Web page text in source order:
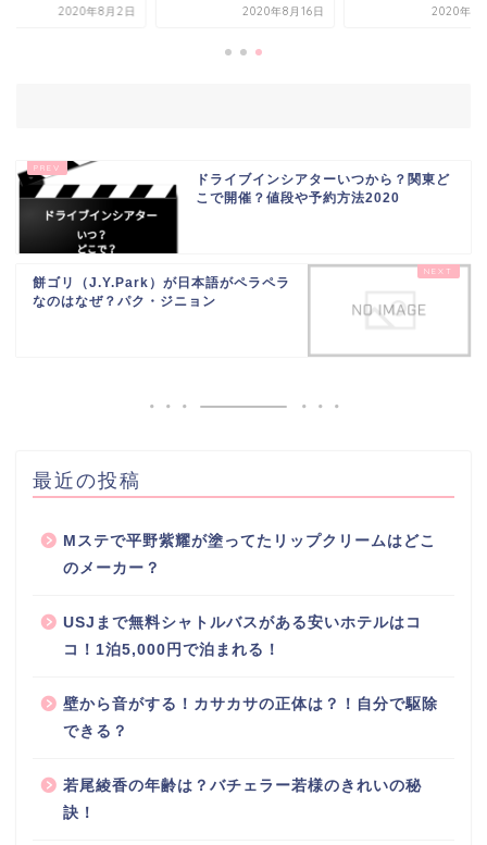
2020年8月2日 2020年8月16日 2020年7
ドライブインシアターいつから？関東ど
こで開催？値段や予約方法2020
餅ゴリ（J.Y.Park）が日本語がペラペラ
なのはなぜ？パク・ジニョン
最近の投稿
Mステで平野紫耀が塗ってたリップクリームはどこ
のメーカー？
USJまで無料シャトルバスがある安いホテルはコ
コ！1泊5,000円で泊まれる！
壁から音がする！カサカサの正体は？！自分で駆除
できる？
若尾綾香の年齢は？バチェラー若様のきれいの秘
訣！